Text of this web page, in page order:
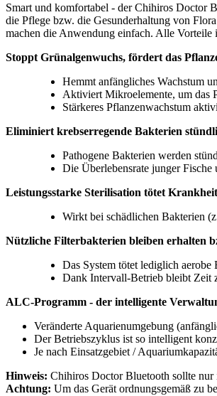
Smart und komfortabel - der Chihiros Doctor
die Pflege bzw. die Gesunderhaltung von
machen die Anwendung einfach. Alle Vorteile
Stoppt Grünalgenwuchs, fördert das
Hemmt anfängliches Wachstum
Aktiviert Mikroelemente, um das
Stärkeres Pflanzenwachstum
Eliminiert krebserregende Bakterien
Pathogene Bakterien werden
Die Überlebensrate junger Fische
Leistungsstarke Sterilisation tötet
Wirkt bei schädlichen Bakterien
Nützliche Filterbakterien bleiben erhalten
Das System tötet lediglich
Dank Intervall-Betrieb bleibt Zeit
ALC-Programm - der intelligente
Veränderte Aquarienumgebung
Der Betriebszyklus ist so intelligent
Je nach Einsatzgebiet /
Hinweis: Chihiros Doctor Bluetooth sollte
Achtung: Um das Gerät ordnungsgemäß zu